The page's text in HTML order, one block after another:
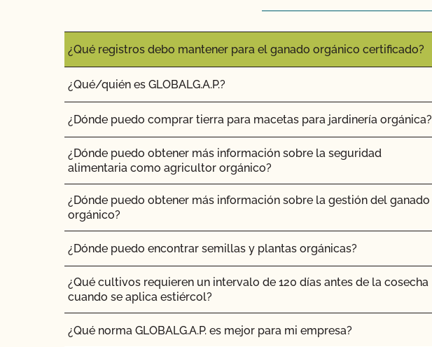
correos electrónicos de CCOF?
¿Cómo puedo obtener una copia de mi informe de inspección?
¿Cómo puedo obtener información de contacto para mi próxima
inspección?
¿Cómo puedo obtener copias de mis certificados?
¿Cómo puedo obtener la certificación orgánica?
¿Qué registros debo mantener para el ganado orgánico certificado?
¿Qué/quién es GLOBALG.A.P.?
¿Dónde puedo comprar tierra para macetas para jardinería orgánica?
¿Dónde puedo obtener más información sobre la seguridad
alimentaria como agricultor orgánico?
¿Dónde puedo obtener más información sobre la gestión del ganado
orgánico?
¿Dónde puedo encontrar semillas y plantas orgánicas?
¿Qué cultivos requieren un intervalo de 120 días antes de la cosecha
cuando se aplica estiércol?
¿Qué norma GLOBALG.A.P. es mejor para mi empresa?